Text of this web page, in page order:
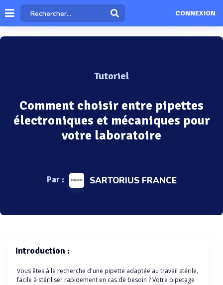
CONNEXION
Tutoriel
Comment choisir entre pipettes
électroniques et mécaniques pour
votre laboratoire
Par : SARTORIUS FRANCE
Introduction :
Vous êtes à la recherche d'une pipette adaptée au travail stérile,
facile à stériliser rapidement en cas de besoin ? Votre pipetage